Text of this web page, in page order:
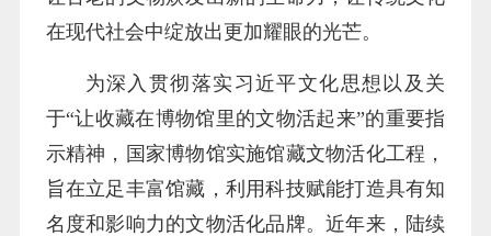
在现代社会中绽放出更加耀眼的光芒。
为深入贯彻落实习近平文化思想以及关
于“让收藏在博物馆里的文物活起来”的重要指
示精神，国家博物馆实施馆藏文物活化工程，
旨在立足丰富馆藏，利用科技赋能打造具有知
名度和影响力的文物活化品牌。近年来，陆续